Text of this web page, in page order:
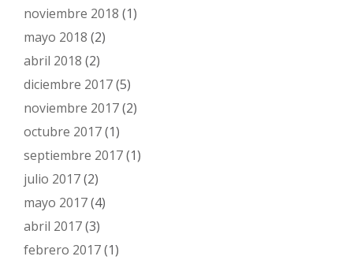
noviembre 2018 (1)
mayo 2018 (2)
abril 2018 (2)
diciembre 2017(5)
noviembre 2017(2)
octubre 2017(1)
septiembre 2017(1)
julio 2017(2)
mayo 2017(4)
abril 2017(3)
febrero 2017(1)